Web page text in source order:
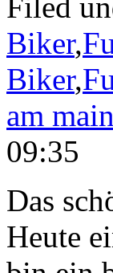
Biker,
Biker,
am main
09:35
Das
Heute